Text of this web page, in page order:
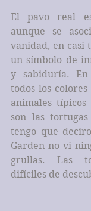
El pavo real
aunque se
vanidad, en casi
un símbolo de
y sabiduría.
todos los
animales típicos
son las
tengo que
Garden no vi
grullas. Las
difíciles de